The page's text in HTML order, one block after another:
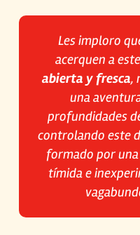
Les imploro
acerquen a
abierta y fresca,
una
profundidades
controlando este
formado por
tímida e